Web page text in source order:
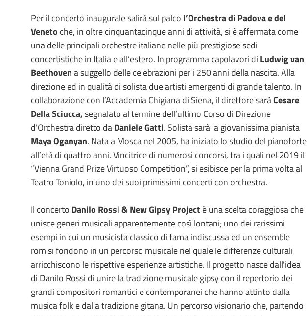
Per il concerto inaugurale salirà sul palco l’Orchestra di Padova e del
Veneto che, in oltre cinquantacinque anni di attività, si è affermata come
una delle principali orchestre italiane nelle più prestigiose sedi
concertistiche in Italia e all’estero. In programma capolavori di Ludwig van
Beethovena suggello delle celebrazioni per i 250 anni della nascita. Alla
direzione ed in qualità di solista due artisti emergenti di grande talento. In
collaborazione con l’Accademia Chigiana di Siena, il direttore saràCesare
Della Sciucca,segnalato al termine dell’ultimo Corso di Direzione
d’Orchestra diretto daDaniele Gatti. Solista sarà la giovanissima pianista
Maya Oganyan. Nata a Mosca nel 2005, ha iniziato lo studio del pianoforte
all’età di quattro anni. Vincitrice di numerosi concorsi, tra i quali nel 2019 il
“Vienna Grand Prize Virtuoso Competition”, si esibisce per la prima volta al
Teatro Toniolo, in uno dei suoi primissimi concerti con orchestra.
Il concerto Danilo Rossi & New Gipsy Project è una scelta coraggiosa che
unisce generi musicali apparentemente così lontani; uno dei rarissimi
esempi in cui un musicista classico di fama indiscussa ed un ensemble
rom si fondono in un percorso musicale nel quale le differenze culturali
arricchiscono le rispettive esperienze artistiche. Il progetto nasce dall'idea
di Danilo Rossi di unire la tradizione musicale gipsy con il repertorio dei
grandi compositori romantici e contemporanei che hanno attinto dalla
musica folk e dalla tradizione gitana. Un percorso visionario che, partendo